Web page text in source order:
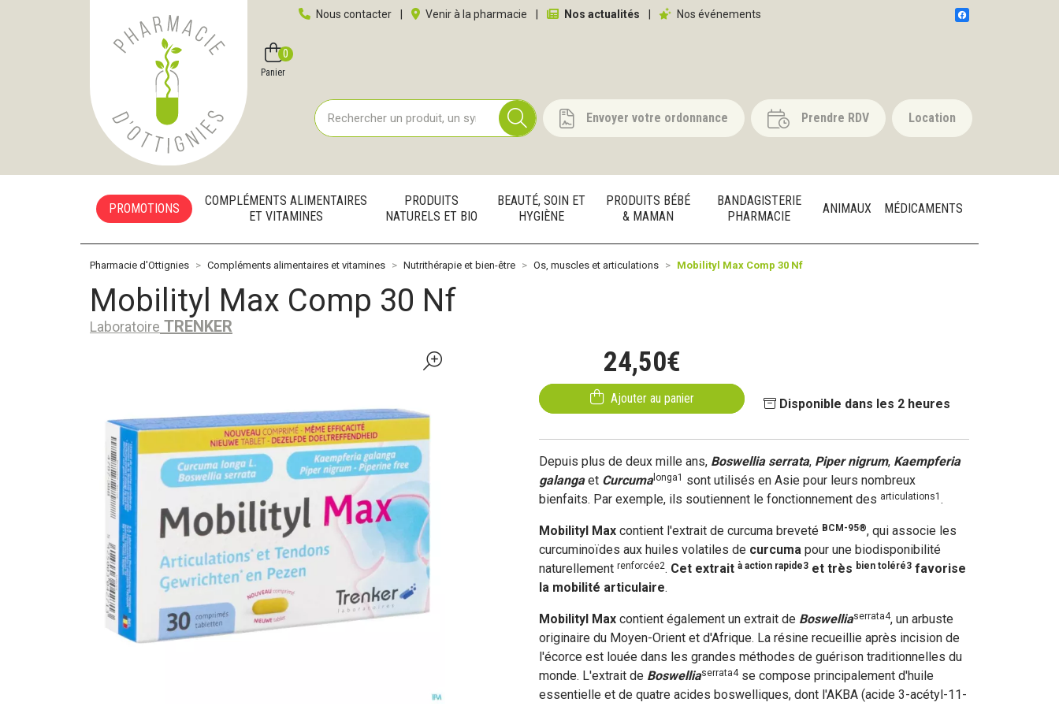
Pharmacie d'Ottignies Votre pharmacie en ligne à votre service
Nous contacter Venir à la pharmacie Nos actualités Nos événements
Favoris Panier
0
Envoyer votre ordonnance Prendre RDV Location
PROMOTIONS
COMPLÉMENTS ALIMENTAIRES
ET VITAMINES
PRODUITS
NATURELS ET BIO
BEAUTÉ, SOIN ET
HYGIÈNE
PRODUITS BÉBÉ
& MAMAN
BANDAGISTERIE
PHARMACIE
ANIMAUX MÉDICAMENTS
Pharmacie d'Ottignies Compléments alimentaires et vitamines Nutrithérapie et bien-être Os, muscles et articulations Mobilityl Max Comp 30 Nf
Mobilityl Max Comp 30 Nf
Laboratoire TRENKER
24,50€
Ajouter au panier Disponible dans les 2 heures
Depuis plus de deux mille ans, Boswellia serrata, Piper nigrum, Kaempferia
galangaet Curcumalonga1 sont utilisés en Asie pour leurs nombreux
bienfaits. Par exemple, ils soutiennent le fonctionnement des articulations1 .
Mobilityl Max contient l'extrait de curcuma breveté BCM-95®, qui associe les
curcuminoïdes aux huiles volatiles de curcuma pour une biodisponibilité
naturellement renforcée2. Cet extrait à action rapide3 et très bien toléré3 favorise
la mobilité articulaire.
Mobilityl Max contient également un extrait de Boswelliaserrata4, un arbuste
originaire du Moyen-Orient et d'Afrique. La résine recueillie après incision de
l'écorce est louée dans les grandes méthodes de guérison traditionnelles du
monde. L'extrait de Boswelliaserrata4se compose principalement d'huile
essentielle et de quatre acides boswelliques, dont l'AKBA (acide 3-acétyl-11-